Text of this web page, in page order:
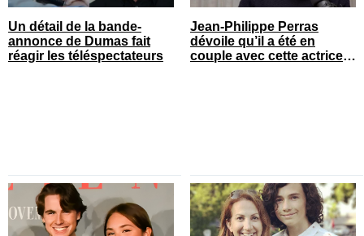
Un détail de la bande-
annonce de Dumas fait
réagir les téléspectateurs
Jean-Philippe Perras
dévoile qu’il a été en
couple avec cette actrice